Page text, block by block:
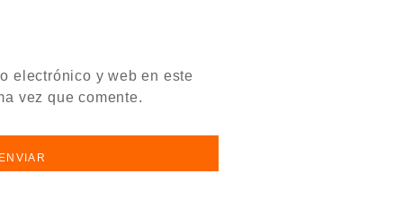
electrónico y web en este
vez que comente.